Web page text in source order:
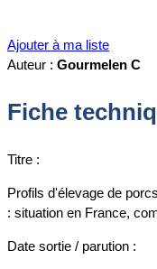
Ajouter à ma liste
Auteur : Gourmelen C
Fiche
Titre :
Profils d'élevage de
: situation en France,
Date sortie / parution :